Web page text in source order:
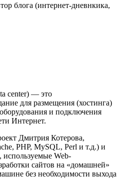
блога (интернет-дневнкика,
center) — это
для размещения (хостинга)
и подключения
Интернет.
Дмитрия Котерова,
PHP, MySQL, Perl и т.д.) и
используемые Web-
сайтов на «домашней»
без необходимости выхода